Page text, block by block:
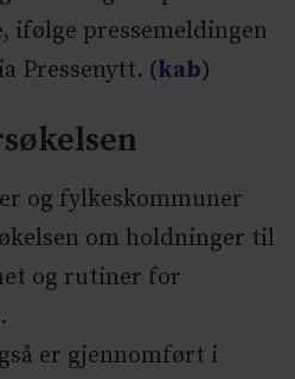
ifølge pressemeldingen
Pressenytt. (kab)
og fylkeskommuner
om holdninger til
og rutiner for
er gjennomført i